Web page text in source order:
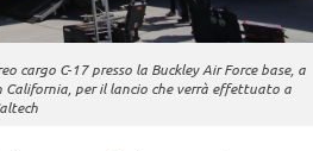
cargo C-17 presso la Buckley Air Force base, a
California, per il lancio che verrà effettuato a